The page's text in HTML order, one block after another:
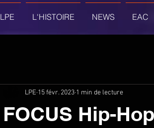
LPE L'HISTOIRE NEWS EAC
FOCUS Hip-
LPE 15 févr. 2023 1 min de lecture